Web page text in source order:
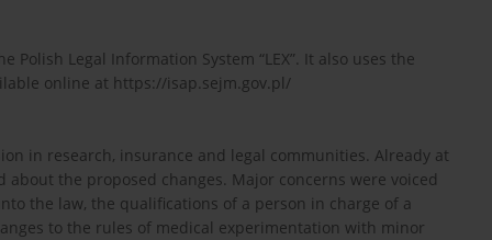
Legal Information System “LEX”. It also uses the
online at https://isap.sejm.gov.pl/
in research, insurance and legal communities. Already at
the proposed changes. Major concerns were voiced
the law, the qualifications of a person in charge of a
to the rules of medical experimentation with minor